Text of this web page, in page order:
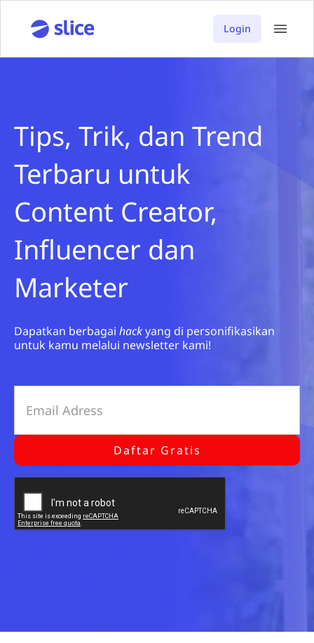
Login
Tips, Trik, dan Trend
Terbaru untuk
Content Creator,
Influencer dan
Marketer
Dapatkan berbagai hackyang di personifikasikan
untuk kamu melalui newsletter kami!